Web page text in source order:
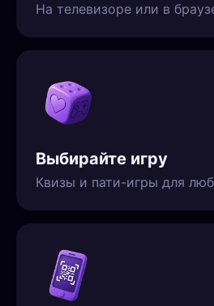
На телевизоре или в
Выбирайте игру
Квизы и пати-игры для